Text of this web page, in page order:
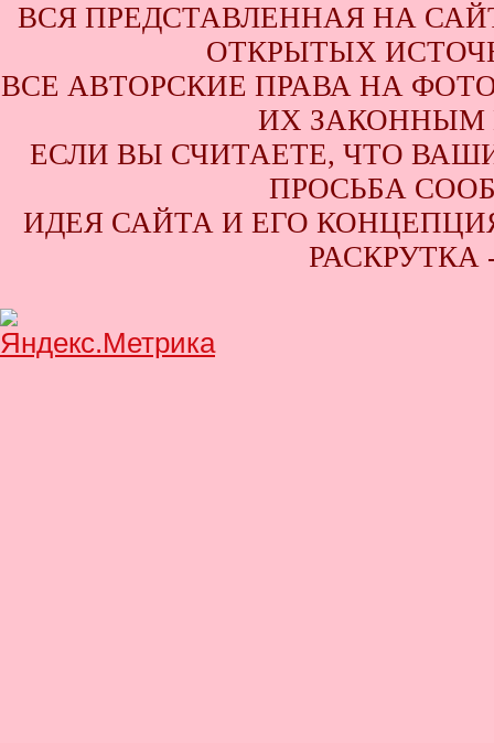
ВСЯ ПРЕДСТАВЛЕННАЯ НА
ОТКРЫТЫХ
ВСЕ АВТОРСКИЕ ПРАВА НА
ИХ ЗАКОННЫМ
ЕСЛИ ВЫ СЧИТАЕТЕ, ЧТО
ПРОСЬБА
ИДЕЯ САЙТА И ЕГО КОНЦЕПЦИЯ
РАСКРУТКА -